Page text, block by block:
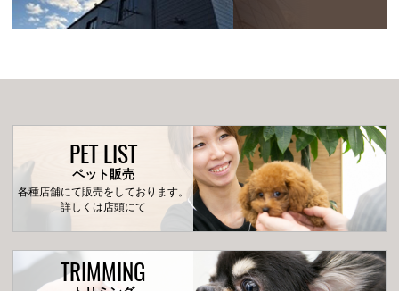
PET LIST
ペット販売
各種店舗にて販売をしております。
詳しくは店頭にて
TRIMMING